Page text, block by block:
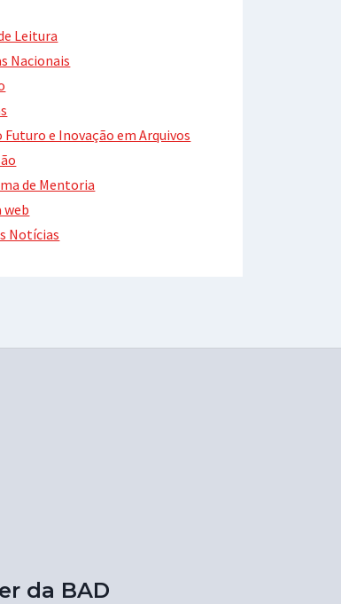
Leitura
Nacionais
Futuro e Inovação em Arquivos
de Mentoria
web
Notícias
da BAD